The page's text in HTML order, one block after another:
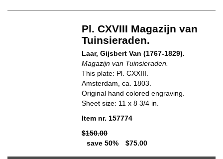
Pl. CXVIII Magazijn van
Tuinsieraden.
Laar, Gijsbert Van (1767-1829).
Magazijn van Tuinsieraden.
This plate: Pl. CXXIII.
Amsterdam, ca. 1803.
Original hand colored engraving.
Sheet size: 11 x 8 3/4 in.
Item nr. 157774
$150.00
save 50%
$75.00